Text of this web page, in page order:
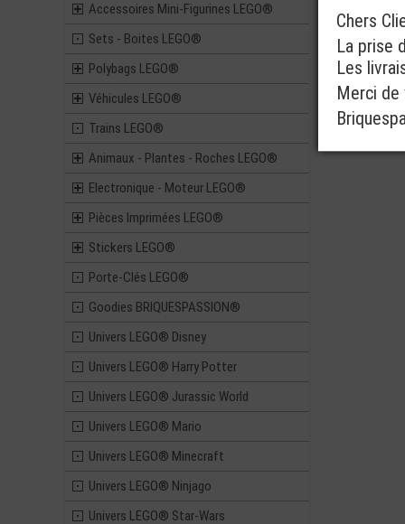
Accessoires Mini-Figurines LEGO®
Sets - Boites LEGO®
Polybags LEGO®
Véhicules LEGO®
Trains LEGO®
Animaux - Plantes - Roches LEGO®
Electronique - Moteur LEGO®
Pièces Imprimées LEGO®
Stickers LEGO®
Porte-Clés LEGO®
Goodies BRIQUESPASSION®
Univers LEGO® Disney
Univers LEGO® Harry Potter
Univers LEGO® Jurassic World
Univers LEGO® Mario
Univers LEGO® Minecraft
Univers LEGO® Ninjago
Univers LEGO® Star-Wars
Chers
La prise
Les
Merci